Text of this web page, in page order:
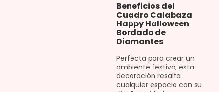
Beneficios del
Cuadro Calabaza
Happy Halloween
Bordado de
Diamantes
Perfecta para crear un
ambiente festivo, esta
decoración resalta
cualquier espacio con su